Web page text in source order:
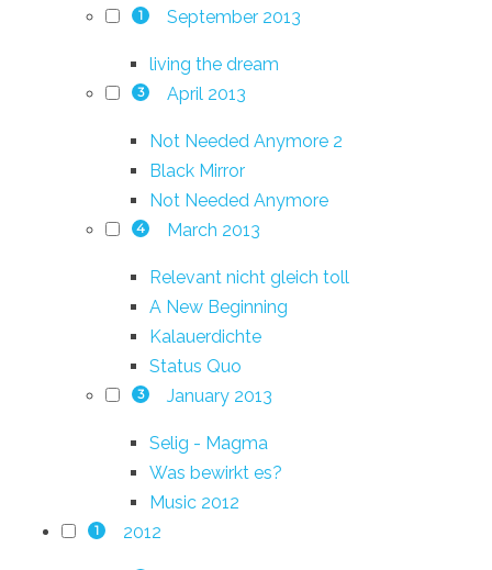
1 September 2013
living the dream
3 April 2013
Not Needed Anymore 2
Black Mirror
Not Needed Anymore
4 March 2013
Relevant nicht gleich toll
A New Beginning
Kalauerdichte
Status Quo
3 January 2013
Selig - Magma
Was bewirkt es?
Music 2012
1 2012